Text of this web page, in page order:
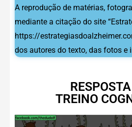
A reprodução de matérias,
mediante a citação do site
https://
dos autores do texto, das fotos e
TREINO